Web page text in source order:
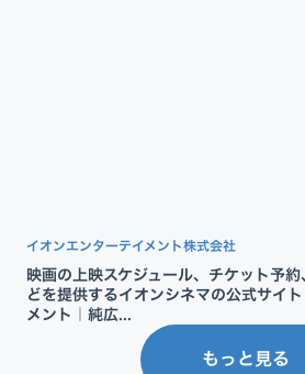
イオンエンターテイメント株式会社
映画の上映スケジュール、チケット予
どを提供するイオンシネマの公式サイ
メント｜純広...
もっと見る